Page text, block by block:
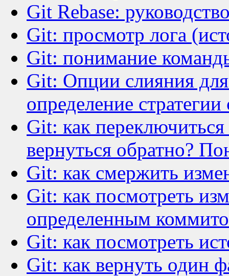
Git Rebase:
Git: просмотр лога
Git: понимание
Git: Опции слияния
определение
Git: как
вернуться обратно?
Git: как смержить
Git: как посмотреть
определенным
Git: как посмотреть
Git: как вернуть один